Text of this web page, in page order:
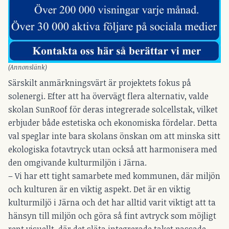
(Annonslänk)
Särskilt anmärkningsvärt är projektets fokus på
solenergi. Efter att ha övervägt flera alternativ, valde
skolan SunRoof för deras integrerade solcellstak, vilket
erbjuder både estetiska och ekonomiska fördelar. Detta
val speglar inte bara skolans önskan om att minska sitt
ekologiska fotavtryck utan också att harmonisera med
den omgivande kulturmiljön i Järna.
– Vi har ett tight samarbete med kommunen, där miljön
och kulturen är en viktig aspekt. Det är en viktig
kulturmiljö i Järna och det har alltid varit viktigt att ta
hänsyn till miljön och göra så fint avtryck som möjligt